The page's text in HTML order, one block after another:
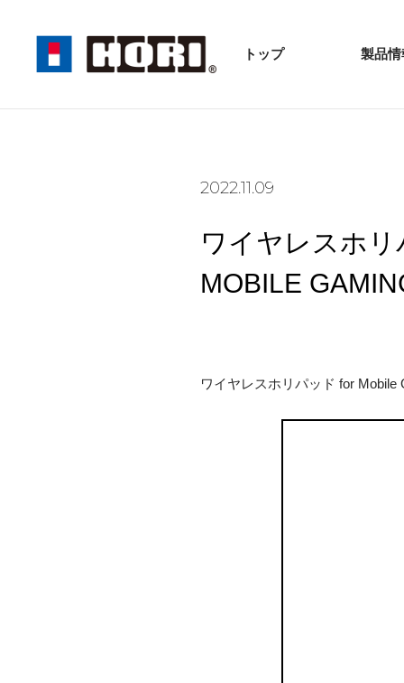
トップ 製品情
2022.11.09
ワイヤレスホ
MOBILE
ワイヤレスホリパッド for Mobile